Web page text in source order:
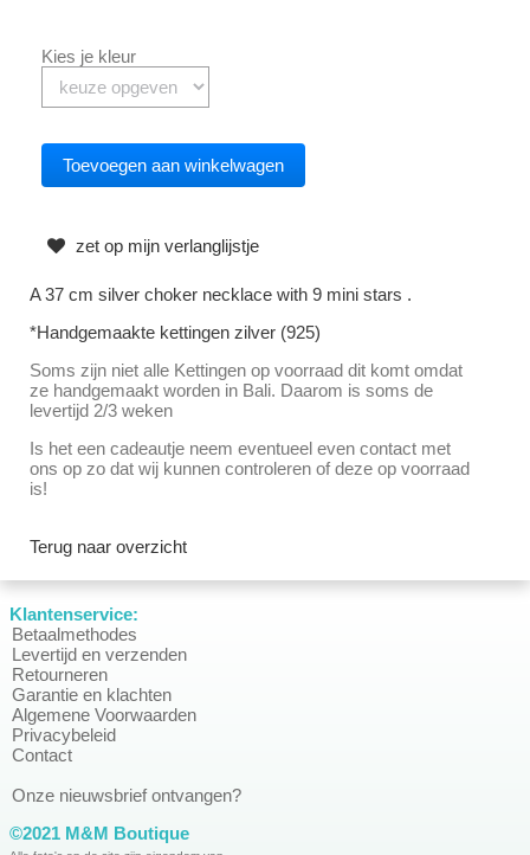
Kies je kleur
zet op mijn verlanglijstje
A 37 cm silver choker necklace with 9 mini stars .
*Handgemaakte kettingen zilver (925)
Soms zijn niet alle Kettingen op voorraad dit komt omdat
ze handgemaakt worden in Bali. Daarom is soms de
levertijd 2/3 weken
Is het een cadeautje neem eventueel even contact met
ons op zo dat wij kunnen controleren of deze op voorraad
is!
Terug naar overzicht
Klantenservice:
Betaalmethodes
Levertijd en verzenden
Retourneren
Garantie en klachten
Algemene Voorwaarden
Privacybeleid
Contact
Onze nieuwsbrief ontvangen?
©2021 M&M Boutique